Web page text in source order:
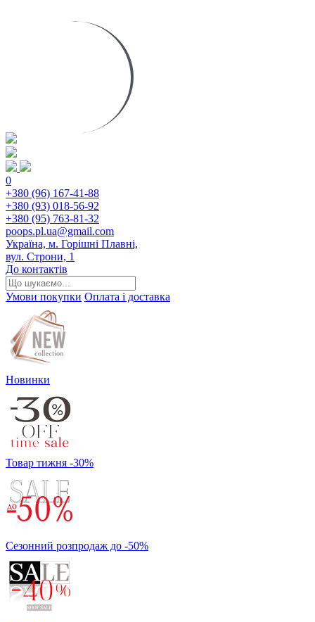
0
+380 (96) 167-41-88
+380 (93) 018-56-92
+380 (95) 763-81-32
poops.pl.ua@gmail.com
Україна, м. Горішні Плавні,
вул. Строни, 1
До контактів
Умови покупки Оплата і доставка
Новинки
Товар тижня -30%
Сезонний розпродаж до -50%